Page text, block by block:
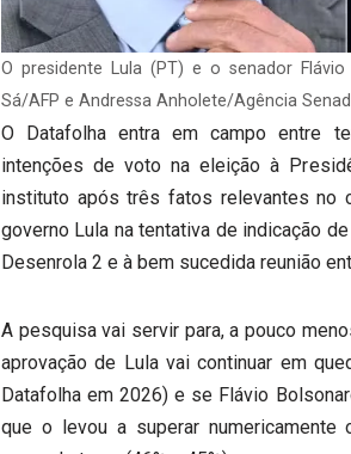
O presidente Lula (PT) e o senador
Sá/AFP e Andressa Anholete/Agência
O Datafolha entra em campo entre
intenções de voto na eleição à
instituto após três fatos relevantes no
governo Lula na tentativa de indicação
Desenrola 2 e à bem sucedida reunião
A pesquisa vai servir para, a pouco
aprovação de Lula vai continuar em
Datafolha em 2026) e se Flávio
que o levou a superar